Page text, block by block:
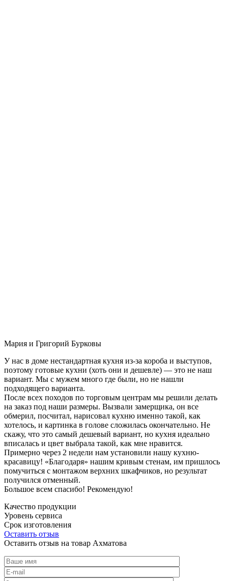
Мария и Григорий Бурковы
У нас в доме нестандартная кухня из-за короба и выступов,
поэтому готовые кухни (хоть они и дешевле) — это не наш
вариант. Мы с мужем много где были, но не нашли
подходящего варианта.
После всех походов по торговым центрам мы решили делать
на заказ под наши размеры. Вызвали замерщика, он все
обмерил, посчитал, нарисовал кухню именно такой, как
хотелось, и картинка в голове сложилась окончательно. Не
скажу, что это самый дешевый вариант, но кухня идеально
вписалась и цвет выбрала такой, как мне нравится.
Примерно через 2 недели нам установили нашу кухню-
красавицу! «Благодаря» нашим кривым стенам, им пришлось
помучиться с монтажом верхних шкафчиков, но результат
получился отменный.
Большое всем спасибо! Рекомендую!
Качество продукции
Уровень сервиса
Срок изготовления
Оставить отзыв
Оставить отзыв на товар Ахматова